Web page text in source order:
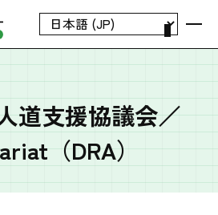
道支援協議会／
（DRA）